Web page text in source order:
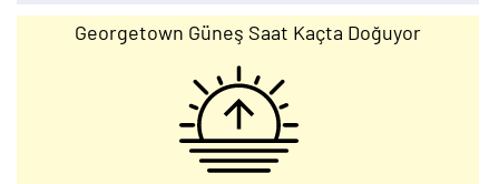
Georgetown Güneş Saat Kaçta Doğuyor